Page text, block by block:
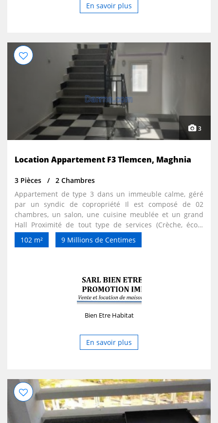
En savoir plus
3
Location Appartement F3 Tlemcen, Maghnia
3 Pièces
2 Chambres
Appartement de type 3 dans un immeuble calme, géré
par un syndic de copropriété Il est composé de 02
chambres, un salon, une cuisine meublée et un grand
Hall Proximité de tout type de services (Crèche, école
primaire, CEM, mosquée, commerces) Ligne téléphonique
déjà installée. Possibilité de paiement au comptant, par
102 m² 9 Millions de Centimes
Bien Etre Habitat
En savoir plus